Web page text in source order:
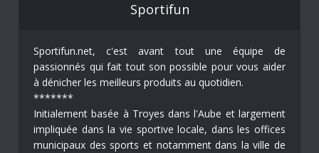
Sportifun
Sportifun.net, c'est avant tout une équipe de
passionnés qui fait tout son possible pour vous aider
à dénicher les meilleurs produits au quotidien.
*******
Initialement basée à Troyes dans l'Aube et largement
impliquée dans la vie sportive locale, dans les offices
municipaux des sports et notamment dans la ville de